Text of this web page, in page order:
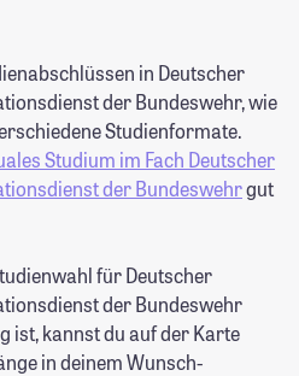
in Deutscher
der Bundeswehr, wie
Studienformate.
Studium im Fach Deutscher
der Bundeswehrgut
für Deutscher
der Bundeswehr
ist, kannst du auf der Karte
in deinem Wunsch-